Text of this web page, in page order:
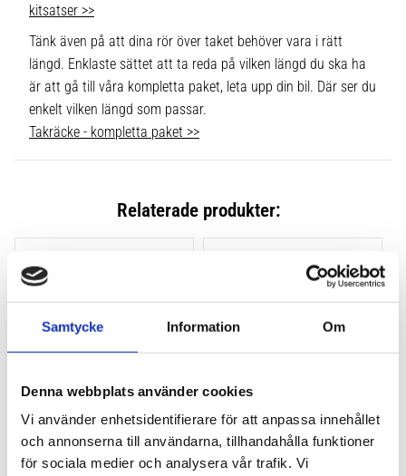
Samtycke Information Om
Denna webbplats använder cookies
Vi använder enhetsidentifierare för att anpassa innehållet
och annonserna till användarna, tillhandahålla funktioner
för sociala medier och analysera vår trafik. Vi
kitsatser >>
Tänk även på att dina rör över taket behöver vara i rätt
längd. Enklaste sättet att ta reda på vilken längd du ska ha
är att gå till våra kompletta paket, leta upp din bil. Där ser du
enkelt vilken längd som passar.
Takräcke - kompletta paket >>
Relaterade produkter:
THULE CLAMP EVO 4-
PACK 710500
THULE CLAMP EDGE 4-
PACK 720500
Lägg